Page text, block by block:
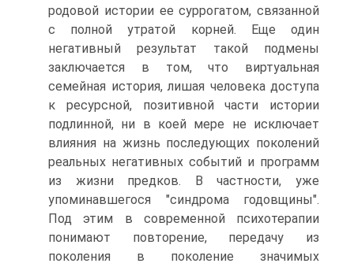
родовой истории ее суррогатом, связанной
с полной утратой корней. Еще один
негативный результат такой подмены
заключается в том, что виртуальная
семейная история, лишая человека доступа
к ресурсной, позитивной части истории
подлинной, ни в коей мере не исключает
влияния на жизнь последующих поколений
реальных негативных событий и программ
из жизни предков. В частности, уже
упоминавшегося "синдрома годовщины".
Под этим в современной психотерапии
понимают повторение, передачу из
поколения в поколение значимых